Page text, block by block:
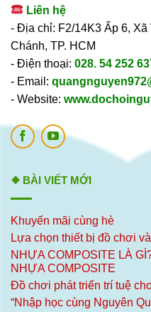
Liên hệ
- Địa chỉ: F2/14K3 Ấp 6,
Chánh, TP. HCM
- Điện thoại: 028. 54 252
- Email:
- Website:
❖ BÀI VIẾT MỚI
Khuyến mãi cùng hè
Lựa chọn thiết bị đồ chơi
NHỰA COMPOSITE LÀ
NHỰA COMPOSITE
Đồ chơi phát triển trí tuệ
“Nhập học cùng Nguyên